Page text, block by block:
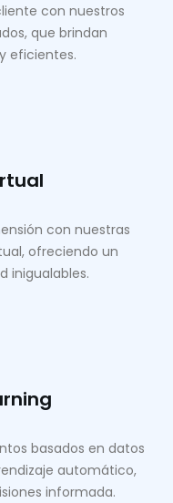
con nuestros
que brindan
eficientes.
con nuestras
ofreciendo un
inigualables.
basados ​​en datos
automático,
informada.